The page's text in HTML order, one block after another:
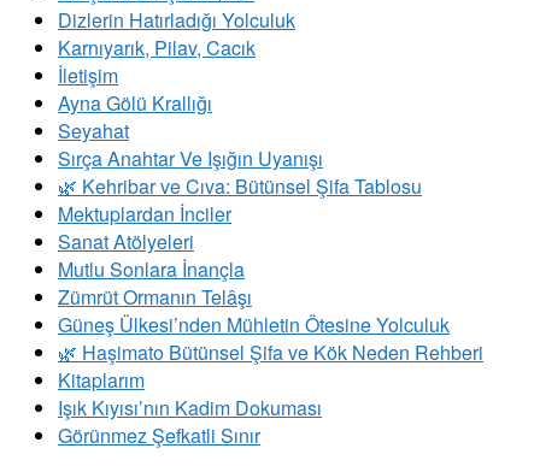
Dizlerin Hatırladığı Yolculuk
Karnıyarık, Pilav, Cacık
İletişim
Ayna Gölü Krallığı
Seyahat
Sırça Anahtar Ve Işığın Uyanışı
​🌿 Kehribar ve Cıva: Bütünsel Şifa Tablosu
Mektuplardan İnciler
Sanat Atölyeleri
Mutlu Sonlara İnançla
Zümrüt Ormanın Telâşı
Güneş Ülkesi’nden Mühletin Ötesine Yolculuk
🌿 Haşimato Bütünsel Şifa ve Kök Neden Rehberi
Kitaplarım
Işık Kıyısı’nın Kadim Dokuması
Görünmez Şefkatli Sınır